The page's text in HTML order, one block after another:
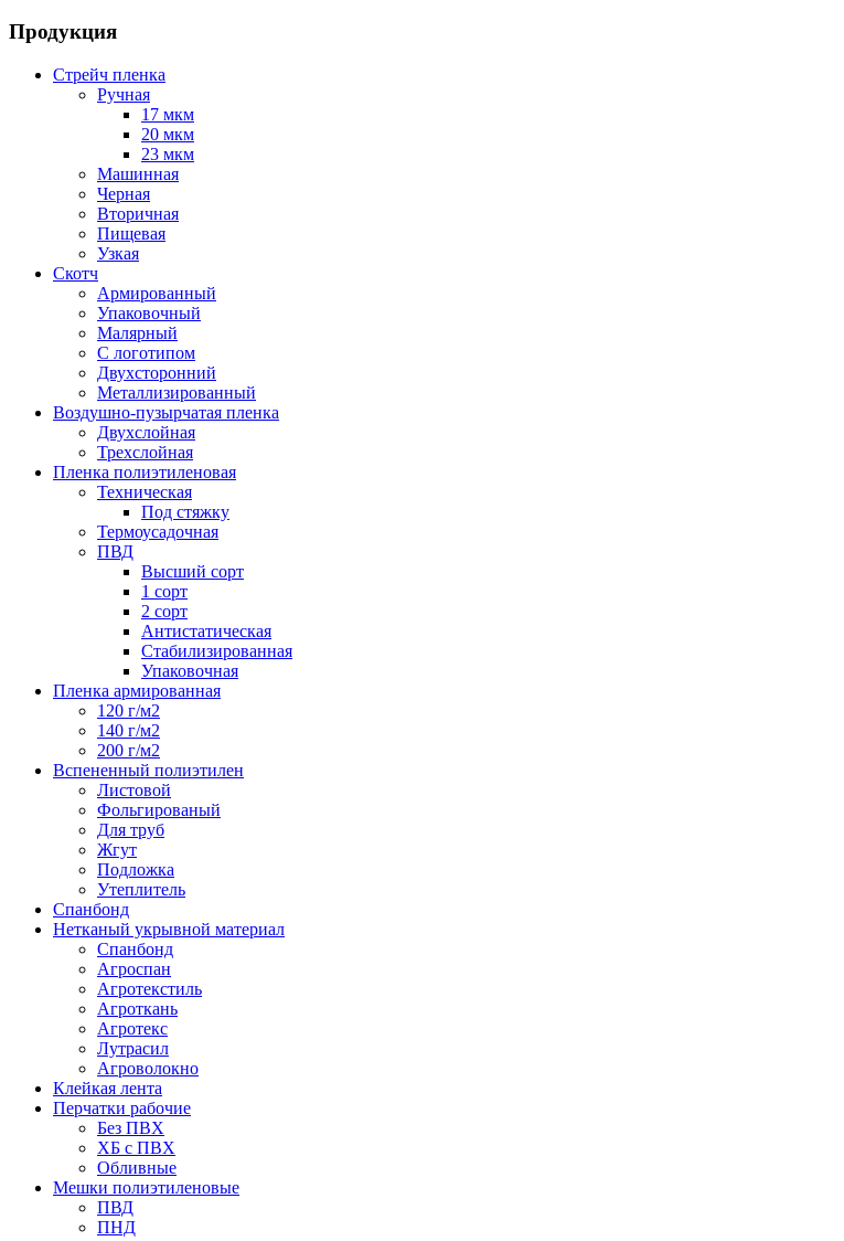
Продукция
Стрейч пленка
Ручная
17 мкм
20 мкм
23 мкм
Машинная
Черная
Вторичная
Пищевая
Узкая
Скотч
Армированный
Упаковочный
Малярный
С логотипом
Двухсторонний
Металлизированный
Воздушно-пузырчатая пленка
Двухслойная
Трехслойная
Пленка полиэтиленовая
Техническая
Под стяжку
Термоусадочная
ПВД
Высший сорт
1 сорт
2 сорт
Антистатическая
Стабилизированная
Упаковочная
Пленка армированная
120 г/м2
140 г/м2
200 г/м2
Вспененный полиэтилен
Листовой
Фольгированый
Для труб
Жгут
Подложка
Утеплитель
Спанбонд
Нетканый укрывной материал
Спанбонд
Агроспан
Агротекстиль
Агроткань
Агротекс
Лутрасил
Агроволокно
Клейкая лента
Перчатки рабочие
Без ПВХ
ХБ с ПВХ
Обливные
Мешки полиэтиленовые
ПВД
ПНД